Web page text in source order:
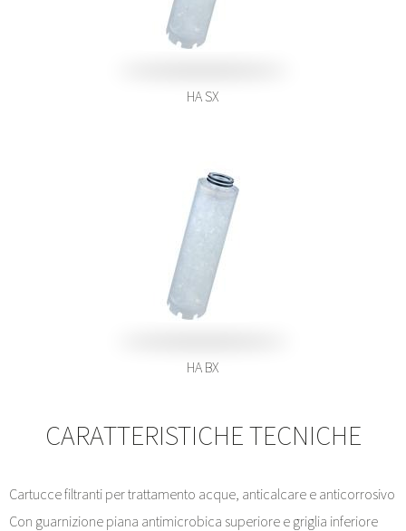
HA SX
HA BX
CARATTERISTICHE TECNICHE
Cartucce filtranti per trattamento acque, anticalcare e anticorrosivo
Con guarnizione piana antimicrobica superiore e griglia inferiore